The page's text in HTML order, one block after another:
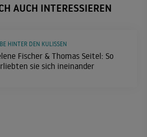
AUCH INTERESSIEREN
Fischer & Thomas Seitel: So
sie sich ineinander
HINTER DEN KULISSEN